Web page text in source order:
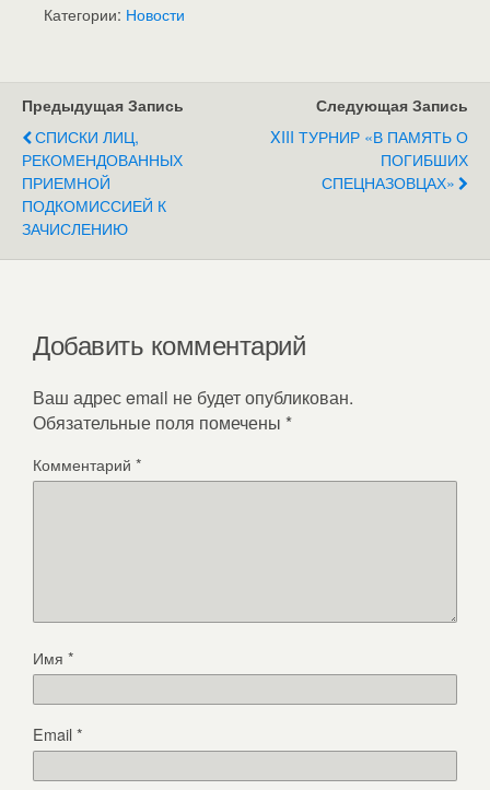
Категории: Новости
Предыдущая Запись
СПИСКИ ЛИЦ,
РЕКОМЕНДОВАННЫХ
ПРИЕМНОЙ
ПОДКОМИССИЕЙ К
ЗАЧИСЛЕНИЮ
Следующая Запись
XIII ТУРНИР «В ПАМЯТЬ О
ПОГИБШИХ
СПЕЦНАЗОВЦАХ»
Добавить комментарий
Ваш адрес email не будет опубликован.
Обязательные поля помечены *
Комментарий *
Имя *
Email*